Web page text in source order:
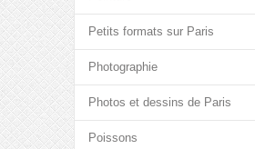
Petits formats sur Paris
Photographie
Photos et dessins de Paris
Poissons